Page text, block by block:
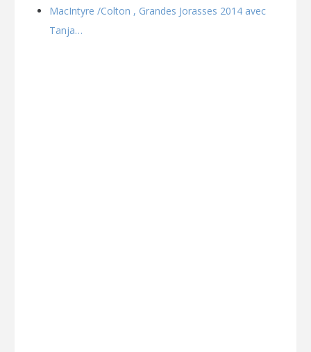
MacIntyre /Colton , Grandes Jorasses 2014 avec
Tanja…